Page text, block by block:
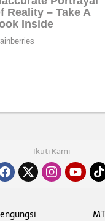
Ikuti Kami